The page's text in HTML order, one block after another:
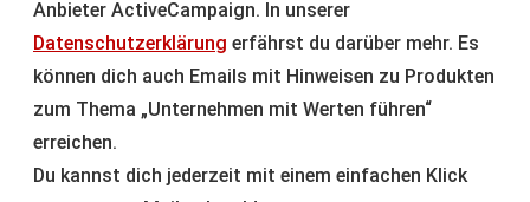
Datenschutzerklärungerfährst du darüber mehr. Es
können dich auch Emails mit Hinweisen zu Produkten
zum Thema „Unternehmen mit Werten führen“
erreichen.
Du kannst dich jederzeit mit einem einfachen Klick
von unseren Mails abmelden.